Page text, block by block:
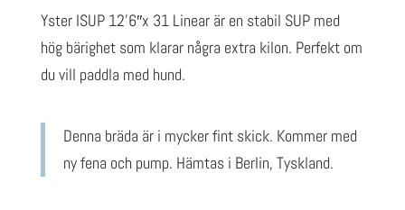
priset
var:
10
priset
är:
Yster ISUP 12’6″x 31 Linear är en stabil SUP med
hög bärighet som klarar några extra kilon. Perfekt om
du vill paddla med hund.
Denna bräda är i mycker fint skick. Kommer med
ny fena och pump. Hämtas i Berlin, Tyskland.